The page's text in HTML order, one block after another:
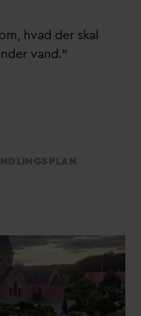
hvad der skal
vand.”